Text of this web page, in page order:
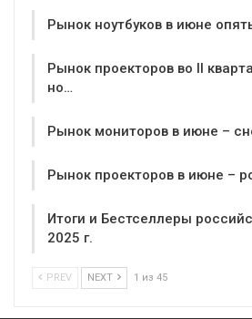
Рынок ноутбуков в июне
Рынок проекторов во II
но…
Рынок мониторов в июне –
Рынок проекторов в июне –
Итоги и Бестселлеры
2025 г.
PREV NEXT 1 из 45